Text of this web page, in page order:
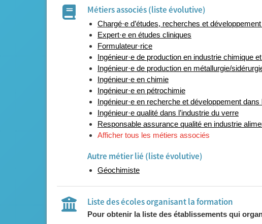
Métiers associés (liste évolutive)
Chargé·e d’études, recherches et
Expert·e en études cliniques
Formulateur·rice
Ingénieur·e de production en industrie chimique
Ingénieur·e de production en métallurgie/
Ingénieur·e en chimie
Ingénieur·e en pétrochimie
Ingénieur·e en recherche et développement dans
Ingénieur·e qualité dans l’industrie du verre
Responsable assurance qualité en industrie
Afficher tous les métiers associés
Autre métier lié (liste évolutive)
Géochimiste
Liste des écoles organisant la formation
Pour obtenir la liste des établissements qui